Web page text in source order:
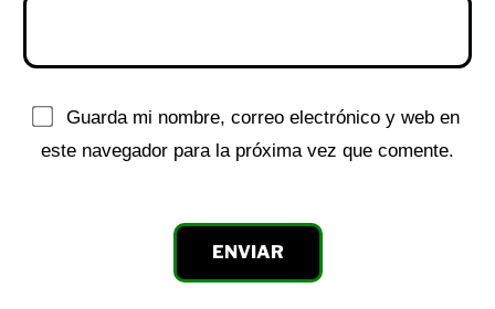
Guarda mi nombre, correo electrónico y web en
este navegador para la próxima vez que comente.